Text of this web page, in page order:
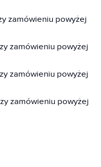
zamówieniu powyżej
zamówieniu powyżej
zamówieniu powyżej
zamówieniu powyżej